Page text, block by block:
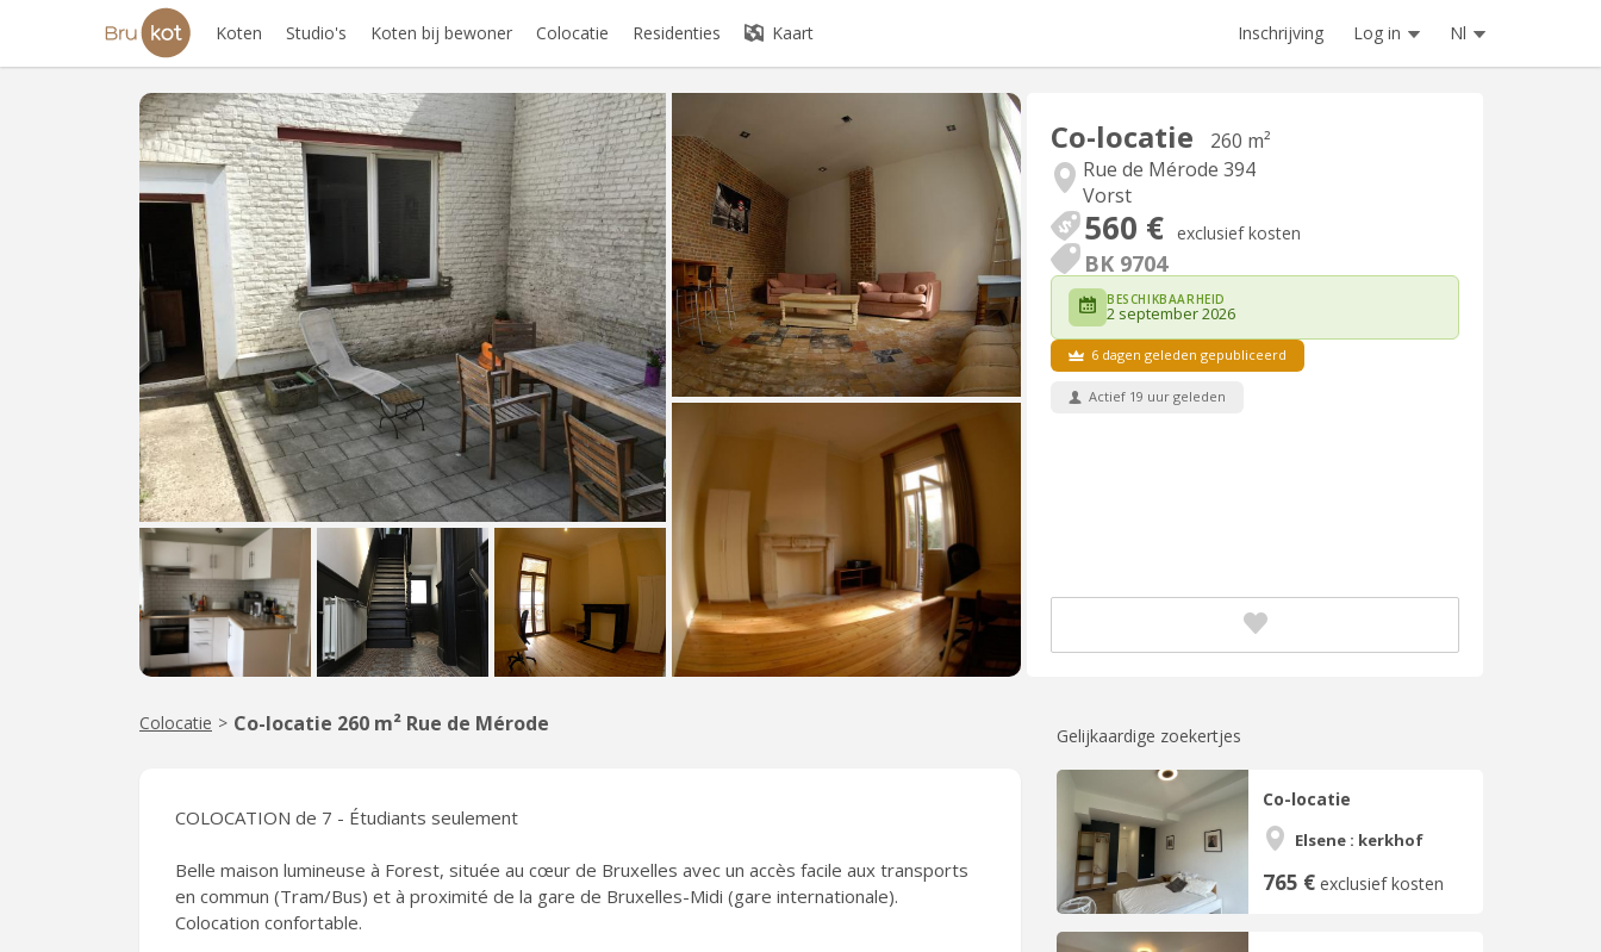
Koten Studio's Koten bij bewoner Colocatie Residenties Kaart Inschrijving Log in Nl
Co-locatie
260 m²
Rue de Mérode 394
Vorst
560 € exclusief kosten
BK 9704
BESCHIKBAARHEID
2 september 2026
6 dagen geleden gepubliceerd
Actief 19 uur geleden
Gelijkaardige zoekertjes
Co-locatie
Elsene : kerkhof
765 € exclusief kosten
Colocatie > Co-locatie 260 m² Rue de Mérode
COLOCATION de 7 - Étudiants seulement
Belle maison lumineuse à Forest, située au cœur de Bruxelles avec un accès facile aux transports
en commun (Tram/Bus) et à proximité de la gare de Bruxelles-Midi (gare internationale).
Colocation confortable.